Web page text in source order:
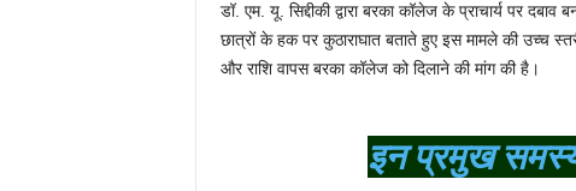
डॉ. एम. यू. सिद्दीकी द्वारा बरका कॉलेज के प्राचार्य पर
छात्रों के हक पर कुठाराघात बताते हुए इस मामले की उच्च
और राशि वापस बरका कॉलेज को दिलाने की मांग की है।
इन प्रमुख